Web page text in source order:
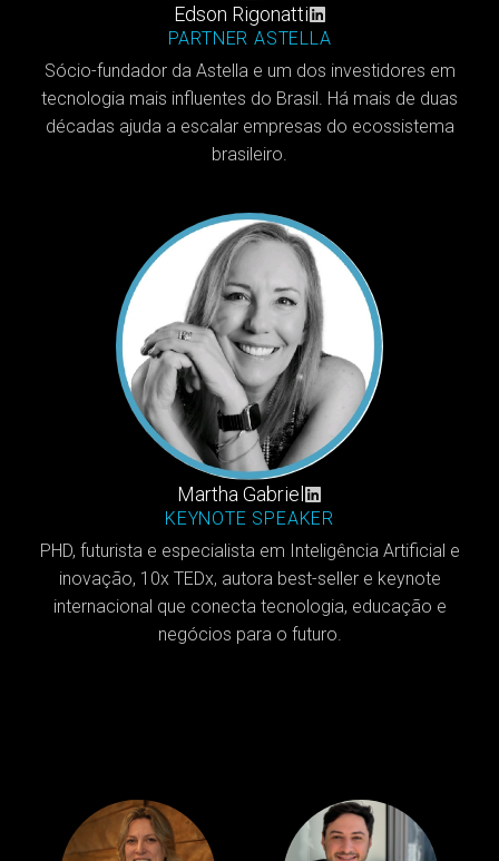
Edson Rigonatti
PARTNER ASTELLA
Sócio-fundador da Astella e um dos investidores em
tecnologia mais influentes do Brasil. Há mais de duas
décadas ajuda a escalar empresas do ecossistema
brasileiro.
Martha Gabriel
KEYNOTE SPEAKER
PHD, futurista e especialista em Inteligência Artificial e
inovação, 10x TEDx, autora best-seller e keynote
internacional que conecta tecnologia, educação e
negócios para o futuro.